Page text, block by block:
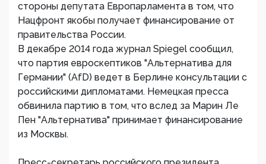
стороны депутата Европарламента в том, что
Нацфронт якобы получает финансирование от
правительства России.
В декабре 2014 года журнал Spiegel сообщил,
что партия евроскептиков "Альтернатива для
Германии" (AfD) ведет в Берлине консультации с
российскими дипломатами. Немецкая пресса
обвинила партию в том, что вслед за Марин Ле
Пен "Альтернатива" принимает финансирование
из Москвы.